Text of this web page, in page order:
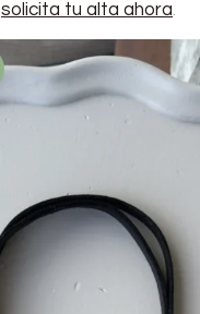
solicita tu alta ahora.